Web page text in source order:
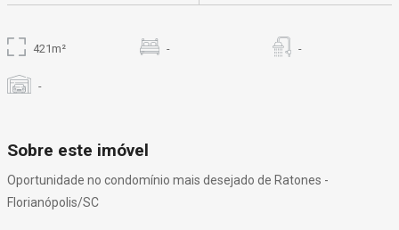
421m² - -
-
Sobre este imóvel
Oportunidade no condomínio mais desejado de Ratones -
Florianópolis/SC